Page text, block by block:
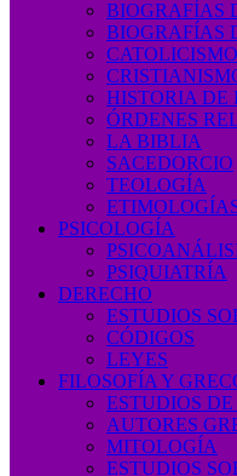
BIOGRAFÍAS
BIOGRAFÍAS
CATOLICISMO
HISTORIA DE
ÓRDENES
LA BIBLIA
SACEDORCIO
TEOLOGÍA
PSICOLOGÍA
PSIQUIATRÍA
DERECHO
ESTUDIOS
CÓDIGOS
LEYES
FILOSOFÍA Y
ESTUDIOS
AUTORES
MITOLOGÍA
ESTUDIOS